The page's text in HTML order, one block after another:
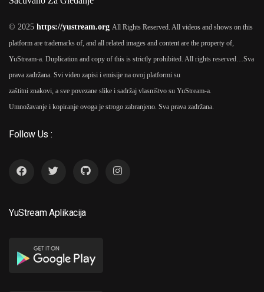
© 2025 https://yustream.org All Rights Reserved. All videos and shows on this
platform are trademarks of, and all related images and content are the property of,
YuStream-a. Duplication and copy of this is strictly prohibited. All rights reserved…Sva
prava zadržana. Svi video zapisi i emisije na ovoj platformi su
zaštitni znakovi, a sve povezane slike i sadržaj vlasništvo su YuStream-a.
Umnožavanje i kopiranje ovoga je strogo zabranjeno. Sva prava zadržana.
Follow Us :
YuStream Aplikacija